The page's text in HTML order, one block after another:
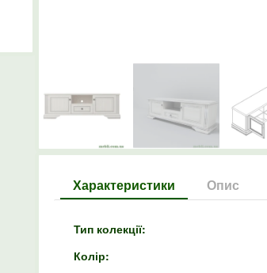
Характеристики Опис
Тип колекції:
Колір: